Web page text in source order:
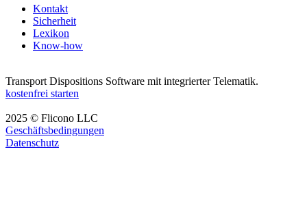
Kontakt
Sicherheit
Lexikon
Know-how
Transport Dispositions Software mit integrierter Telematik.
kostenfrei starten
2025 © Flicono LLC
Geschäftsbedingungen
Datenschutz